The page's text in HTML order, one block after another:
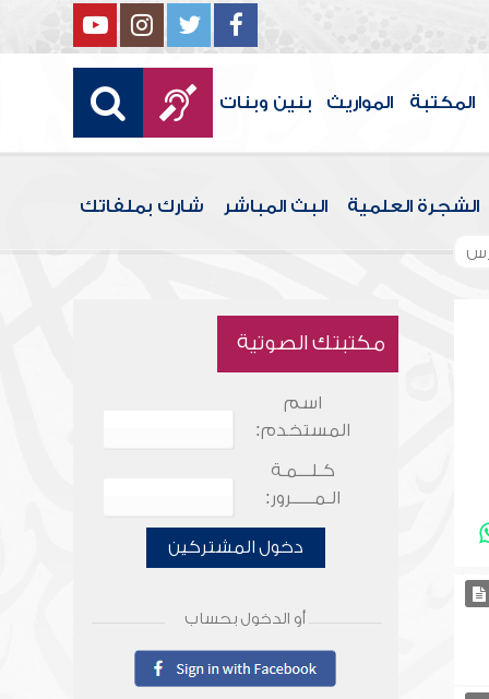
المكتبة المواريث بنين وبنات
الشجرة العلمية البث المباشر شارك بملفاتك
مكتبتك الصوتية
اسم
المستخدم:
كـلـــمـة
الـمـــــرور:
دخول المشتركين
أو الدخول بحساب